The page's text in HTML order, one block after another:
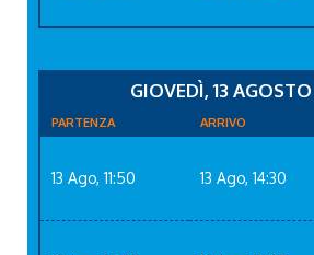
GIOVEDÌ, 13
PARTENZA ARRIVO
13 Ago, 11:50 13 Ago, 14:30